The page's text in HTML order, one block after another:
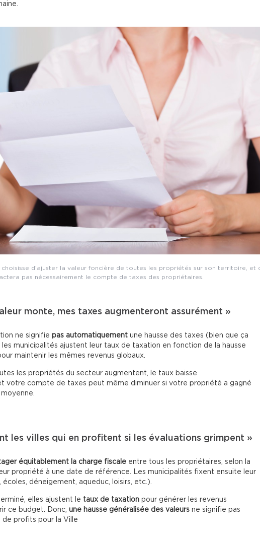
choisisse d’ajuster la valeur foncière de toutes les propriétés sur son territoire, et
pas nécessairement le compte de taxes des propriétaires.
monte, mes taxes augmenteront assurément »
ne signifie pas automatiquement une hausse des taxes (bien que ça
les municipalités ajustent leur taux de taxation en fonction de la hausse
maintenir les mêmes revenus globaux.
les propriétés du secteur augmentent, le taux baisse
votre compte de taxes peut même diminuer si votre propriété a gagné
les villes qui en profitent si les évaluations grimpent »
équitablement la charge fiscale entre tous les propriétaires, selon la
propriété à une date de référence. Les municipalités fixent ensuite leur
écoles, déneigement, aqueduc, loisirs, etc.).
elles ajustent le taux de taxation pour générer les revenus
ce budget. Donc, une hausse généralisée des valeurs ne signifie pas
profits pour la Ville